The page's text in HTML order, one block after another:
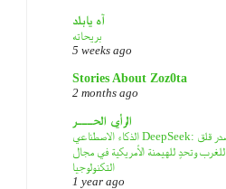
آه يابلد
بريحاته
5 weeks ago
Stories About Zoz0ta
2 months ago
الرأي الحـــر
الذكاء الاصطناعي DeepSeek: مصدر قلق
للغرب وتحدٍ للهيمنة الأمريكية في مجال
التكنولوجيا
1 year ago